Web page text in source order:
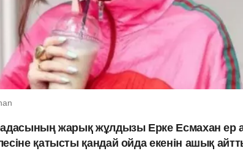
жарық жұлдызы Ерке Есмахан ер
қатысты қандай ойда екенін ашық